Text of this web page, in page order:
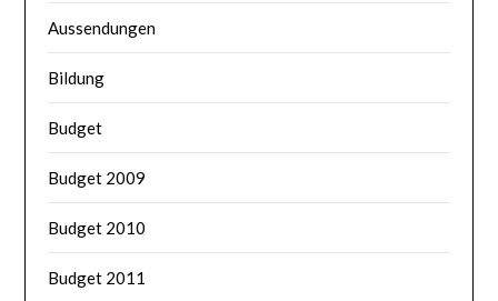
Aussendungen
Bildung
Budget
Budget 2009
Budget 2010
Budget 2011